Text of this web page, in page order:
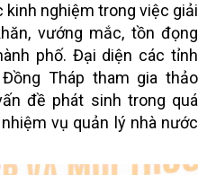
kinh nghiệm trong việc giải
vướng mắc, tồn đọng
phố. Đại diện các tỉnh
Tháp tham gia thảo
đề phát sinh trong quá
vụ quản lý nhà nước